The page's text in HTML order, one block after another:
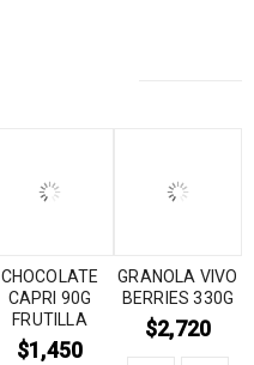
CHOCOLATE
CAPRI 90G
FRUTILLA
$1,450
GRANOLA VIVO
BERRIES 330G
$2,720